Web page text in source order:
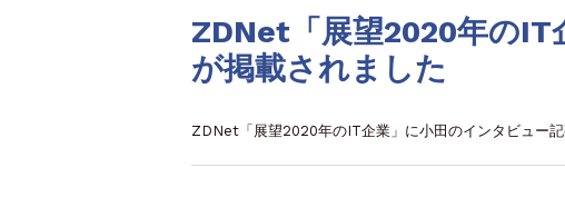
ZDNet「展望2020年のIT
が掲載されました
ZDNet「展望2020年のIT企業」に小田のインタビュー記